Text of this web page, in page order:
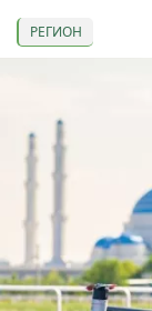
РЕГИОН